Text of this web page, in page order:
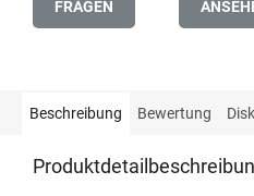
FRAGEN
Beschreibung Bewertung